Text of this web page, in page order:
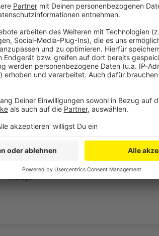
Auch um die Haustiere in dem Gebäude
drei Katzen wurden aus dem
Tierklinik gebracht.
Anzeige
Anzeige
Bayer Leverkusen verlängert mit Piero
Kleiner Brand in Leverkusen-Wiesdorf
Anzeige